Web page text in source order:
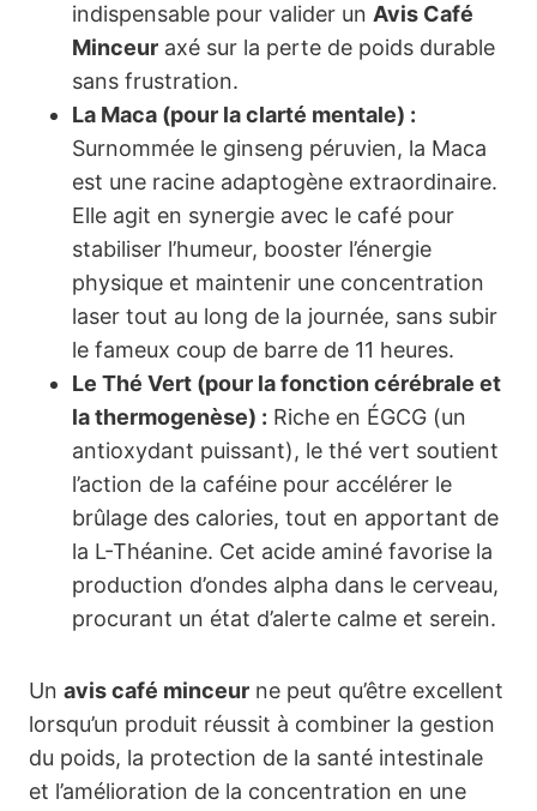
indispensable pour valider un Avis Café
Minceur axé sur la perte de poids durable
sans frustration.
La Maca (pour la clarté mentale) :
Surnommée le ginseng péruvien, la Maca
est une racine adaptogène extraordinaire.
Elle agit en synergie avec le café pour
stabiliser l’humeur, booster l’énergie
physique et maintenir une concentration
laser tout au long de la journée, sans subir
le fameux coup de barre de 11 heures.
Le Thé Vert (pour la fonction cérébrale et
la thermogenèse) : Riche en ÉGCG (un
antioxydant puissant), le thé vert soutient
l’action de la caféine pour accélérer le
brûlage des calories, tout en apportant de
la L-Théanine. Cet acide aminé favorise la
production d’ondes alpha dans le cerveau,
procurant un état d’alerte calme et serein.
Un avis café minceur ne peut qu’être excellent
lorsqu’un produit réussit à combiner la gestion
du poids, la protection de la santé intestinale
et l’amélioration de la concentration en une